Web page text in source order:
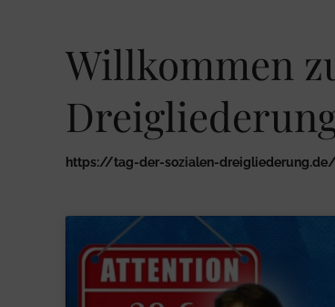
Willkommen
https://tag-der-sozialen-